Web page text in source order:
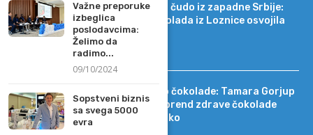
Tehnološko čudo iz zapadne Srbije:
kako je čokolada iz Loznice osvojila
22 tržišta
Od DIF-a do čokolade: Tamara Gorjup
pokrenula brend zdrave čokolade
Kapetan Koko
Važne preporuke
izbeglica
poslodavcima:
Želimo da
radimo...
09/10/2024
Sopstveni biznis
sa svega 5000
evra